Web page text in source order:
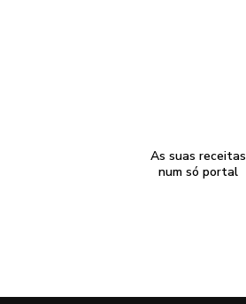
As suas receitas
num só portal